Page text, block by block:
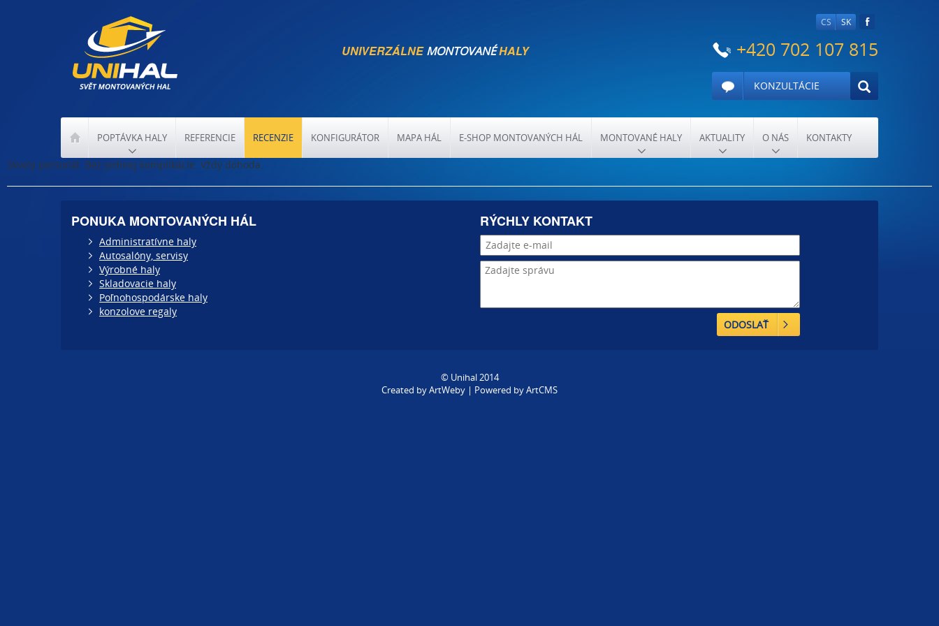
UNIVERZÁLNEMONTOVANÉHALY
CS SK
+420 702 107 815
KONZULTÁCIE
POPTÁVKA HALY REFERENCIE RECENZIE KONFIGURÁTOR MAPA HÁL E-SHOP MONTOVANÝCH HÁL MONTOVANÉ HALY AKTUALITY O NÁS KONTAKTY
Skvelý personál. Bez jedinej komplikácie. Vždy dohoda.
PONUKA MONTOVANÝCH HÁL
Administratívne haly
Autosalóny, servisy
Výrobné haly
Skladovacie haly
Poľnohospodárske haly
konzolove regaly
RÝCHLY KONTAKT
ODOSLAŤ
© Unihal 2014
Created byArtWeby | Powered byArtCMS